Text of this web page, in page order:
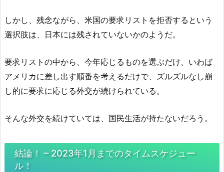
しかし、残念ながら、米国の要求リストを拒否するという
選択肢は、日本には残されていないかのようだ。
要求リストの中から、今年応じるものを選ぶだけ、いわば
アメリカに差し出す順番を考えるだけで、ズルズルなし崩
し的に要求に応じる外交が続けられている。
そんな外交を続けていては、国民生活が持たないだろう。
結論！ – 2023年1月までのタイムスケジュー
ル！